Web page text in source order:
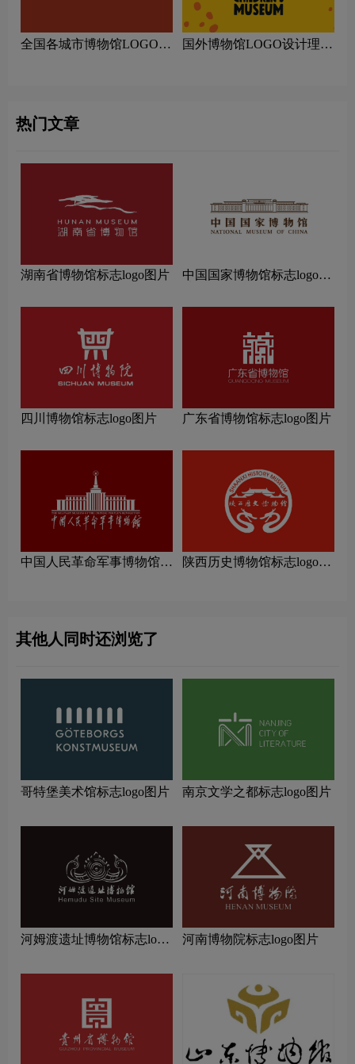
全国各城市博物馆LOGO设
国外博物馆LOGO设计理念
热门文章
湖南省博物馆标志logo图片
中国国家博物馆标志logo图
四川博物馆标志logo图片 广东省博物馆标志logo图片
中国人民革命军事博物馆标
陕西历史博物馆标志logo图
其他人同时还浏览了
哥特堡美术馆标志logo图片 南京文学之都标志logo图片
河姆渡遗址博物馆标志logo
河南博物院标志logo图片